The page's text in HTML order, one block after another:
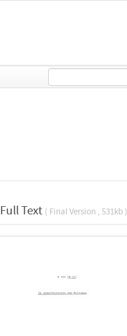
Full Text ( Final Version , 531kb )